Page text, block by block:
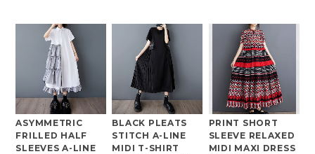
ASYMMETRIC
FRILLED HALF
SLEEVES A-LINE
BLACK PLEATS
STITCH A-LINE
MIDI T-SHIRT
PRINT SHORT
SLEEVE RELAXED
MIDI MAXI DRESS